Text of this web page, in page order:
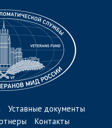
Уставные документы
Контакты